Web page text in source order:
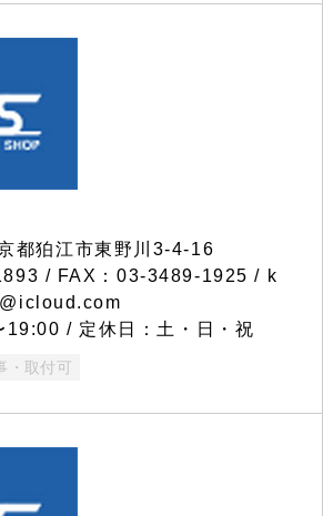
都狛江市東野川3-4-16
/ FAX：03-3489-1925 / k
19:00 / 定休日：土・日・祝
・取付可